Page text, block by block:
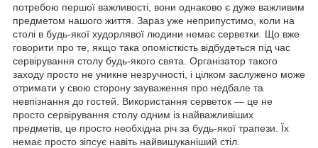
потребою першої важливості, вони однаково є дуже важливим
предметом нашого життя. Зараз уже неприпустимо, коли на
столі в будь-якої худорлявої людини немає серветки. Що вже
говорити про те, якщо така опомісткість відбудеться під час
сервірування столу будь-якого свята. Організатор такого
заходу просто не уникне незручності, і цілком заслужено може
отримати у свою сторону зауваження про недбале та
невпізнання до гостей. Використання серветок — це не
просто сервірування столу одним із найважливіших
предметів, це просто необхідна річ за будь-якої трапези. Їх
немає просто зіпсує навіть найвишуканіший стіл.